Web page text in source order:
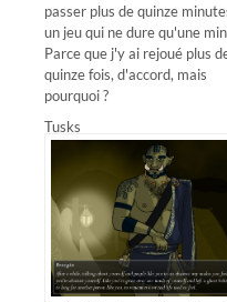
passer plus de quinze
un jeu qui ne dure qu'une
Parce que j'y ai rejoué plus
quinze fois, d'accord, mais
pourquoi ?
Tusks